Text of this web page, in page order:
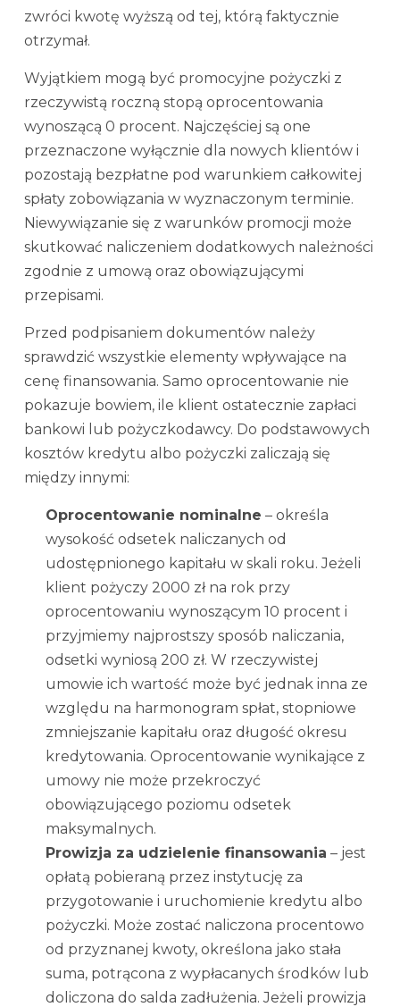
zwróci kwotę wyższą od tej, którą faktycznie
otrzymał.
Wyjątkiem mogą być promocyjne pożyczki z
rzeczywistą roczną stopą oprocentowania
wynoszącą 0 procent. Najczęściej są one
przeznaczone wyłącznie dla nowych klientów i
pozostają bezpłatne pod warunkiem całkowitej
spłaty zobowiązania w wyznaczonym terminie.
Niewywiązanie się z warunków promocji może
skutkować naliczeniem dodatkowych należności
zgodnie z umową oraz obowiązującymi
przepisami.
Przed podpisaniem dokumentów należy
sprawdzić wszystkie elementy wpływające na
cenę finansowania. Samo oprocentowanie nie
pokazuje bowiem, ile klient ostatecznie zapłaci
bankowi lub pożyczkodawcy. Do podstawowych
kosztów kredytu albo pożyczki zaliczają się
między innymi:
Oprocentowanie nominalne – określa
wysokość odsetek naliczanych od
udostępnionego kapitału w skali roku. Jeżeli
klient pożyczy 2000 zł na rok przy
oprocentowaniu wynoszącym 10 procent i
przyjmiemy najprostszy sposób naliczania,
odsetki wyniosą 200 zł. W rzeczywistej
umowie ich wartość może być jednak inna ze
względu na harmonogram spłat, stopniowe
zmniejszanie kapitału oraz długość okresu
kredytowania. Oprocentowanie wynikające z
umowy nie może przekroczyć
obowiązującego poziomu odsetek
maksymalnych.
Prowizja za udzielenie finansowania – jest
opłatą pobieraną przez instytucję za
przygotowanie i uruchomienie kredytu albo
pożyczki. Może zostać naliczona procentowo
od przyznanej kwoty, określona jako stała
suma, potrącona z wypłacanych środków lub
doliczona do salda zadłużenia. Jeżeli prowizja